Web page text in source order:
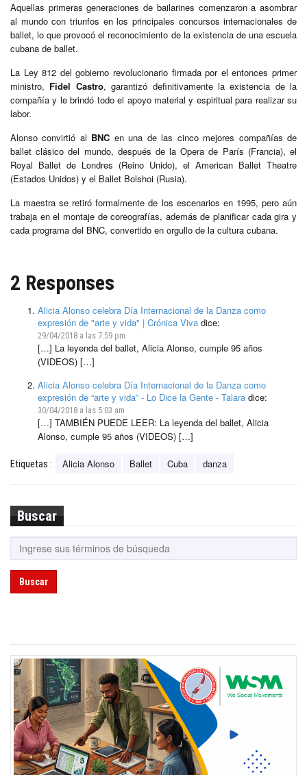
Aquellas primeras generaciones de bailarines comenzaron a asombrar
al mundo con triunfos en los principales concursos internacionales de
ballet, lo que provocó el reconocimiento de la existencia de una escuela
cubana de ballet.
La Ley 812 del gobierno revolucionario firmada por el entonces primer
ministro, Fidel Castro, garantizó definitivamente la existencia de la
compañía y le brindó todo el apoyo material y espiritual para realizar su
labor.
Alonso convirtió al BNC en una de las cinco mejores compañías de
ballet clásico del mundo, después de la Opera de París (Francia), el
Royal Ballet de Londres (Reino Unido), el American Ballet Theatre
(Estados Unidos) y el Ballet Bolshoi (Rusia).
La maestra se retiró formalmente de los escenarios en 1995, pero aún
trabaja en el montaje de coreografías, además de planificar cada gira y
cada programa del BNC, convertido en orgullo de la cultura cubana.
2 Responses
Alicia Alonso celebra Día Internacional de la Danza como
expresión de "arte y vida" | Crónica Viva dice:
29/04/2018 a las 7:59 pm
[…] La leyenda del ballet, Alicia Alonso, cumple 95 años
(VIDEOS) […]
Alicia Alonso celebra Día Internacional de la Danza como
expresión de “arte y vida” - Lo Dice la Gente - Talara dice:
30/04/2018 a las 5:03 am
[…] TAMBIÉN PUEDE LEER: La leyenda del ballet, Alicia
Alonso, cumple 95 años (VIDEOS) […]
Etiquetas : Alicia Alonso Ballet Cuba danza
Buscar
Buscar